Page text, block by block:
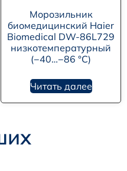
Морозильник
биомедицинский Haier
Biomedical DW-86L729
низкотемпературный
(−40…−86 °C)
Читать далее